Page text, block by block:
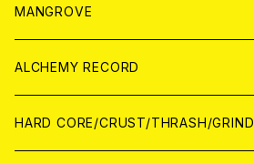
WORLD
アパレル
PATCH
アナログ
MANGROVE
ALCHEMY RECORD
CD
HARD CORE/CRUST/THRASH/GRIND